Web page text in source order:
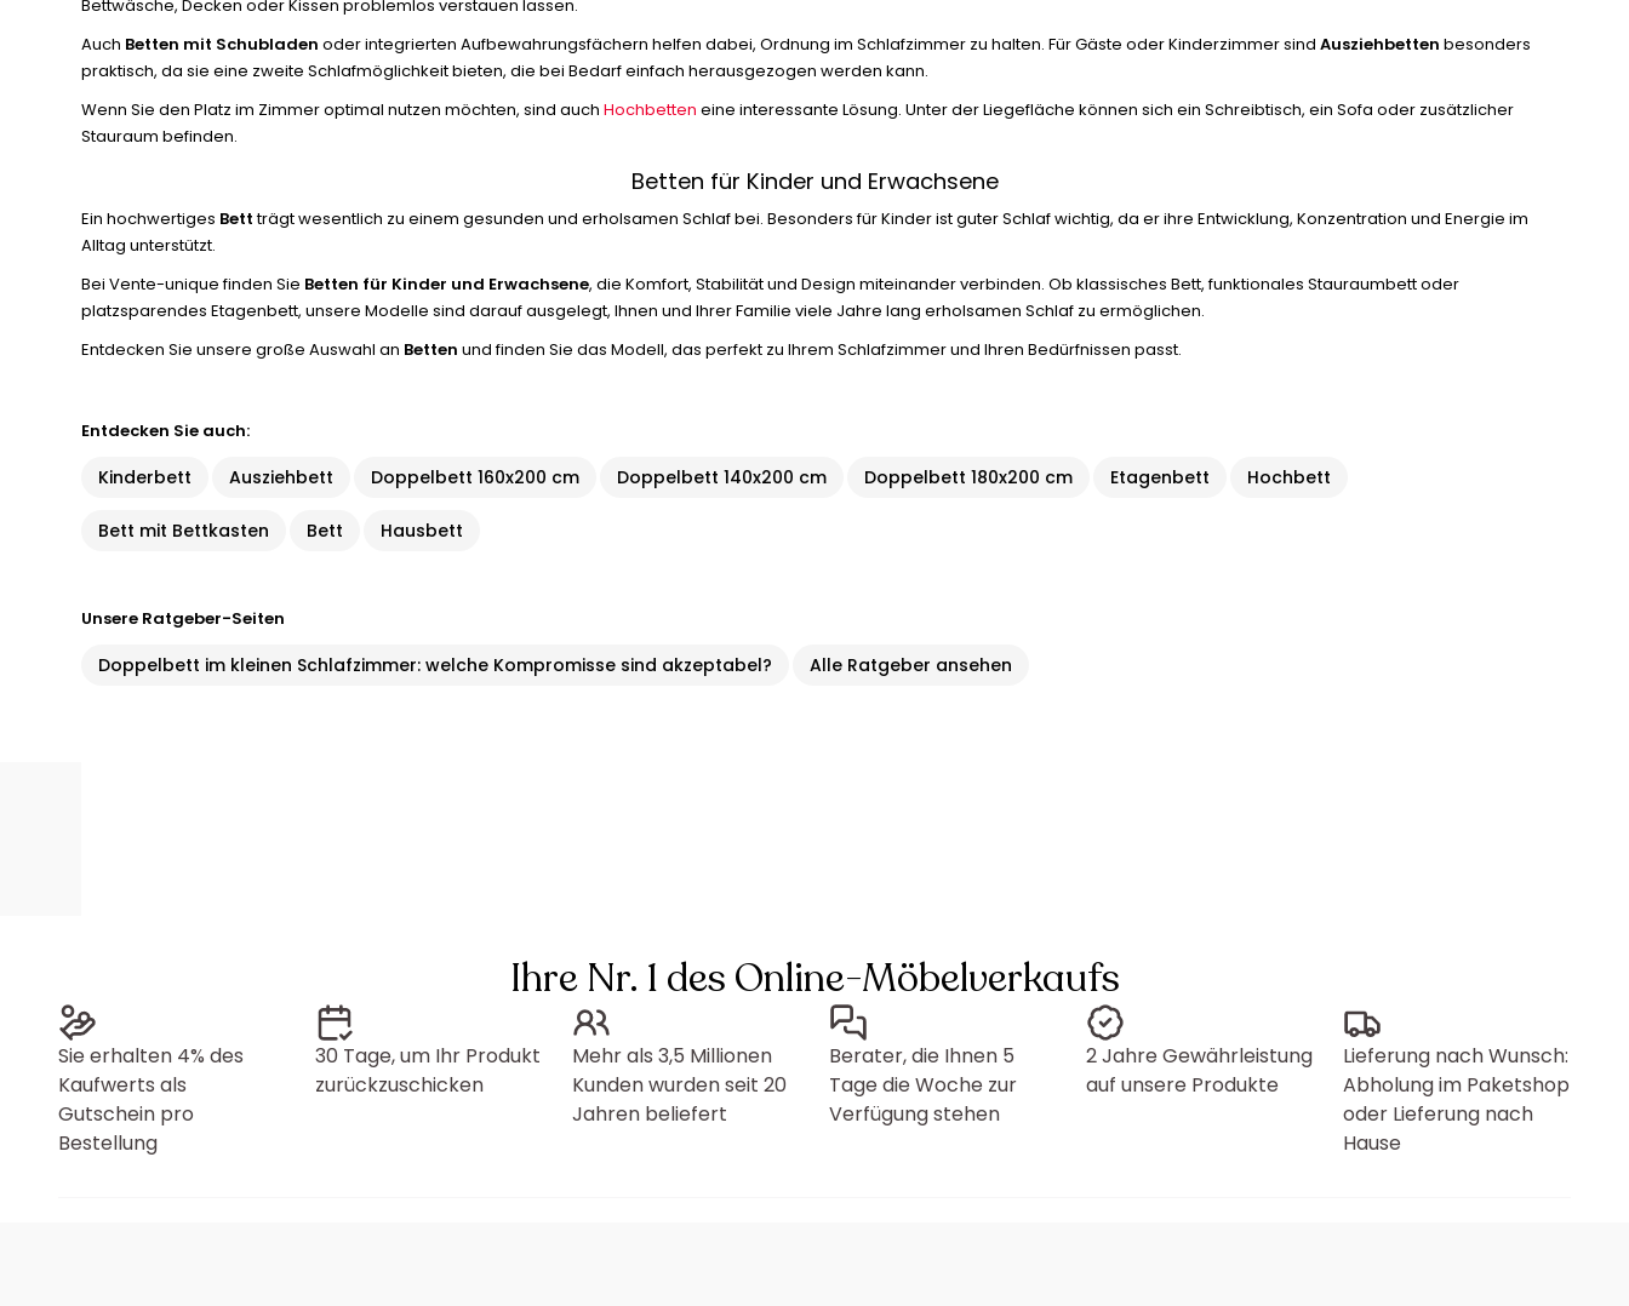
Bettwäsche, Decken oder Kissen problemlos verstauen lassen.
Auch Betten mit Schubladen oder integrierten Aufbewahrungsfächern helfen dabei, Ordnung im Schlafzimmer zu halten. Für Gäste oder Kinderzimmer sindAusziehbetten besonders
praktisch, da sie eine zweite Schlafmöglichkeit bieten, die bei Bedarf einfach herausgezogen werden kann.
Wenn Sie den Platz im Zimmer optimal nutzen möchten, sind auchHochbetten eine interessante Lösung. Unter der Liegefläche können sich ein Schreibtisch, ein Sofa oder zusätzlicher
Stauraum befinden.
Betten für Kinder und Erwachsene
Ein hochwertiges Bettträgt wesentlich zu einem gesunden und erholsamen Schlaf bei. Besonders für Kinder ist guter Schlaf wichtig, da er ihre Entwicklung, Konzentration und Energie im
Alltag unterstützt.
Bei Vente-unique finden Sie Betten für Kinder und Erwachsene, die Komfort, Stabilität und Design miteinander verbinden. Ob klassisches Bett, funktionales Stauraumbett oder
platzsparendes Etagenbett, unsere Modelle sind darauf ausgelegt, Ihnen und Ihrer Familie viele Jahre lang erholsamen Schlaf zu ermöglichen.
Entdecken Sie unsere große Auswahl an Betten und finden Sie das Modell, das perfekt zu Ihrem Schlafzimmer und Ihren Bedürfnissen passt.
Entdecken Sie auch:
Kinderbett Ausziehbett Doppelbett 160x200 cm Doppelbett 140x200 cm Doppelbett 180x200 cm Etagenbett Hochbett
Bett mit Bettkasten Bett Hausbett
Unsere Ratgeber-Seiten
Doppelbett im kleinen Schlafzimmer: welche Kompromisse sind akzeptabel? Alle Ratgeber ansehen
Ihre Nr. 1 des Online-Möbelverkaufs
Sie erhalten 4% des
Kaufwerts als
Gutschein pro
Bestellung
30 Tage, um Ihr Produkt
zurückzuschicken
Mehr als 3,5 Millionen
Kunden wurden seit 20
Jahren beliefert
Berater, die Ihnen 5
Tage die Woche zur
Verfügung stehen
2 Jahre Gewährleistung
auf unsere Produkte
Lieferung nach Wunsch:
Abholung im Paketshop
oder Lieferung nach
Hause